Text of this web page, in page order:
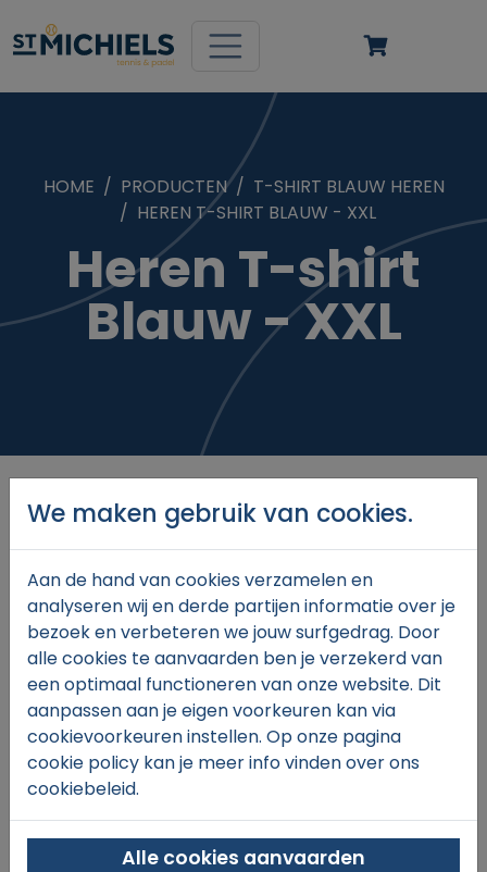
HOME PRODUCTEN
T-SHIRT BLAUW HEREN
HEREN T-SHIRT BLAUW - XXL
Heren T-shirt
Blauw - XXL
€25,00
In winkelmand
We maken gebruik van cookies.
Aan de hand van cookies verzamelen en
analyseren wij en derde partijen informatie over je
bezoek en verbeteren we jouw surfgedrag. Door
alle cookies te aanvaarden ben je verzekerd van
een optimaal functioneren van onze website. Dit
aanpassen aan je eigen voorkeuren kan via
cookievoorkeuren instellen. Op onze pagina
cookie policy kan je meer info vinden over ons
cookiebeleid.
Alle cookies aanvaarden